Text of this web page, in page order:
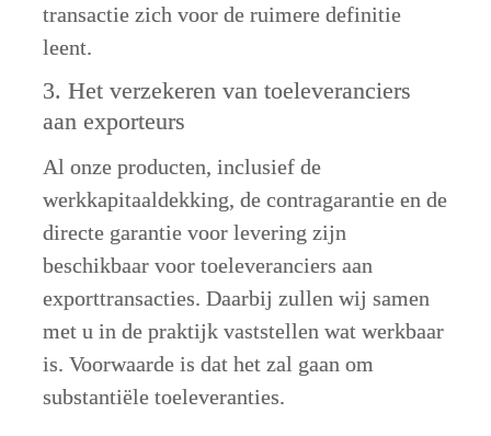
transactie zich voor de ruimere definitie
leent.
3. Het verzekeren van toeleveranciers
aan exporteurs
Al onze producten, inclusief de
werkkapitaaldekking, de contragarantie en de
directe garantie voor levering zijn
beschikbaar voor toeleveranciers aan
exporttransacties. Daarbij zullen wij samen
met u in de praktijk vaststellen wat werkbaar
is. Voorwaarde is dat het zal gaan om
substantiële toeleveranties.